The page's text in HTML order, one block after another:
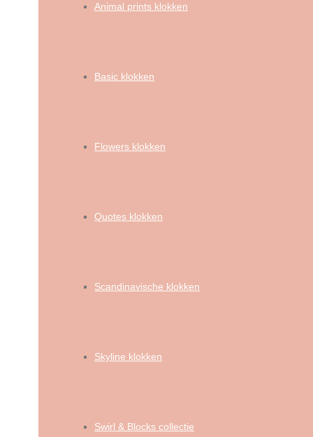
Animal prints klokken
Basic klokken
Flowers klokken
Quotes klokken
Scandinavische klokken
Skyline klokken
Swirl & Blocks collectie